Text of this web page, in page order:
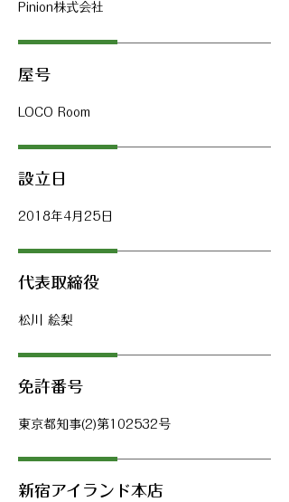
Pinion株式会社
屋号
LOCO Room
設立日
2018年4月25日
​代表取締役
松川 絵梨
​免許番号
​東京都知事(2)第102532号
​新宿アイランド本店